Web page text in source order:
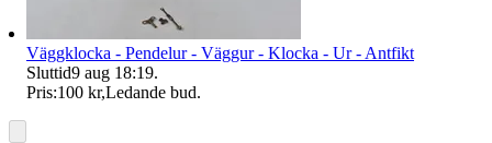
Väggklocka - Pendelur - Väggur - Klocka - Ur - Antfikt
Sluttid9 aug 18:19.
Pris:100 kr,Ledande bud.